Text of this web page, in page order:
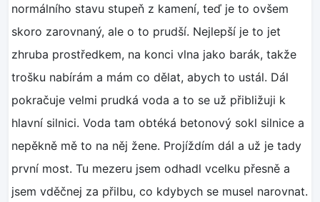
normálního stavu stupeň z kamení, teď je to ovšem
skoro zarovnaný, ale o to prudší. Nejlepší je to jet
zhruba prostředkem, na konci vlna jako barák, takže
trošku nabírám a mám co dělat, abych to ustál. Dál
pokračuje velmi prudká voda a to se už přibližuji k
hlavní silnici. Voda tam obtéká betonový sokl silnice a
nepěkně mě to na něj žene. Projíždím dál a už je tady
první most. Tu mezeru jsem odhadl vcelku přesně a
jsem vděčnej za přilbu, co kdybych se musel narovnat.